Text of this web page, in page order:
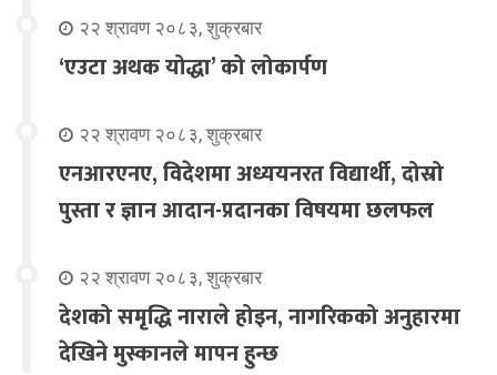
२२ श्रावण २०८३, शुक्रबार
‘एउटा अथक योद्धा’ को लोकार्पण
२२ श्रावण २०८३, शुक्रबार
एनआरएनए, विदेशमा अध्ययनरत विद्यार्थी, दोस्रो
पुस्ता र ज्ञान आदान-प्रदानका विषयमा छलफल
२२ श्रावण २०८३, शुक्रबार
देशको समृद्धि नाराले होइन, नागरिकको अनुहारमा
देखिने मुस्कानले मापन हुन्छ